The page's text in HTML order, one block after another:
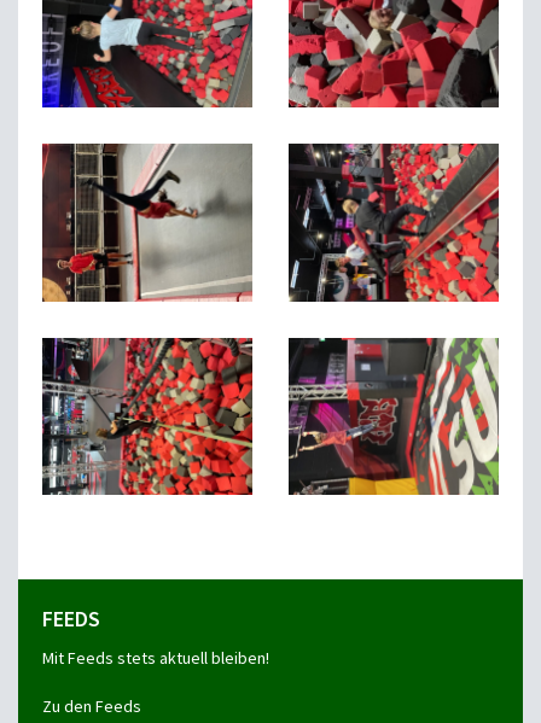
FEEDS
Mit Feeds stets aktuell bleiben!
Zu den Feeds